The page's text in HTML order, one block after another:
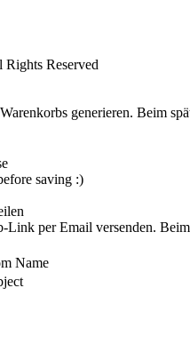
Reserved
generieren. Beim
saving :)
Link per Email versenden.
Name